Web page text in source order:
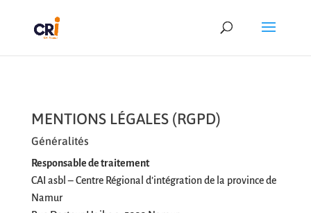
MENTIONS LÉGALES (RGPD)
Généralités
Responsable de traitement
CAI asbl – Centre Régional d’intégration de la province de
Namur